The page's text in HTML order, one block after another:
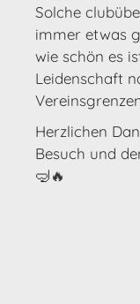
Solche
immer etwas
wie schön es
Leidenschaft
Herzlichen
Besuch und
🤿🔥